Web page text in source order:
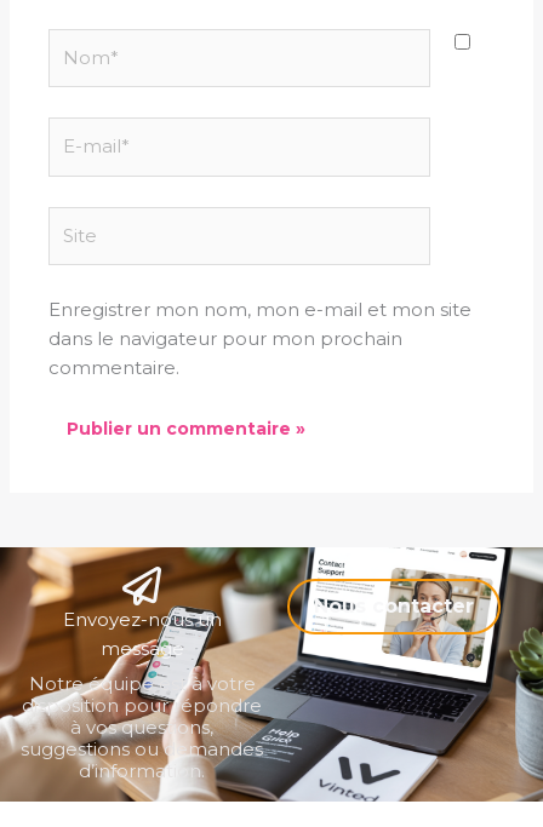
mail*
Enregistrer mon nom, mon e-mail et mon site
dans le navigateur pour mon prochain
commentaire.
Envoyez-nous un
message
Notre équipe est à votre
disposition pour répondre
à vos questions,
suggestions ou demandes
d’information.
Nous contacter